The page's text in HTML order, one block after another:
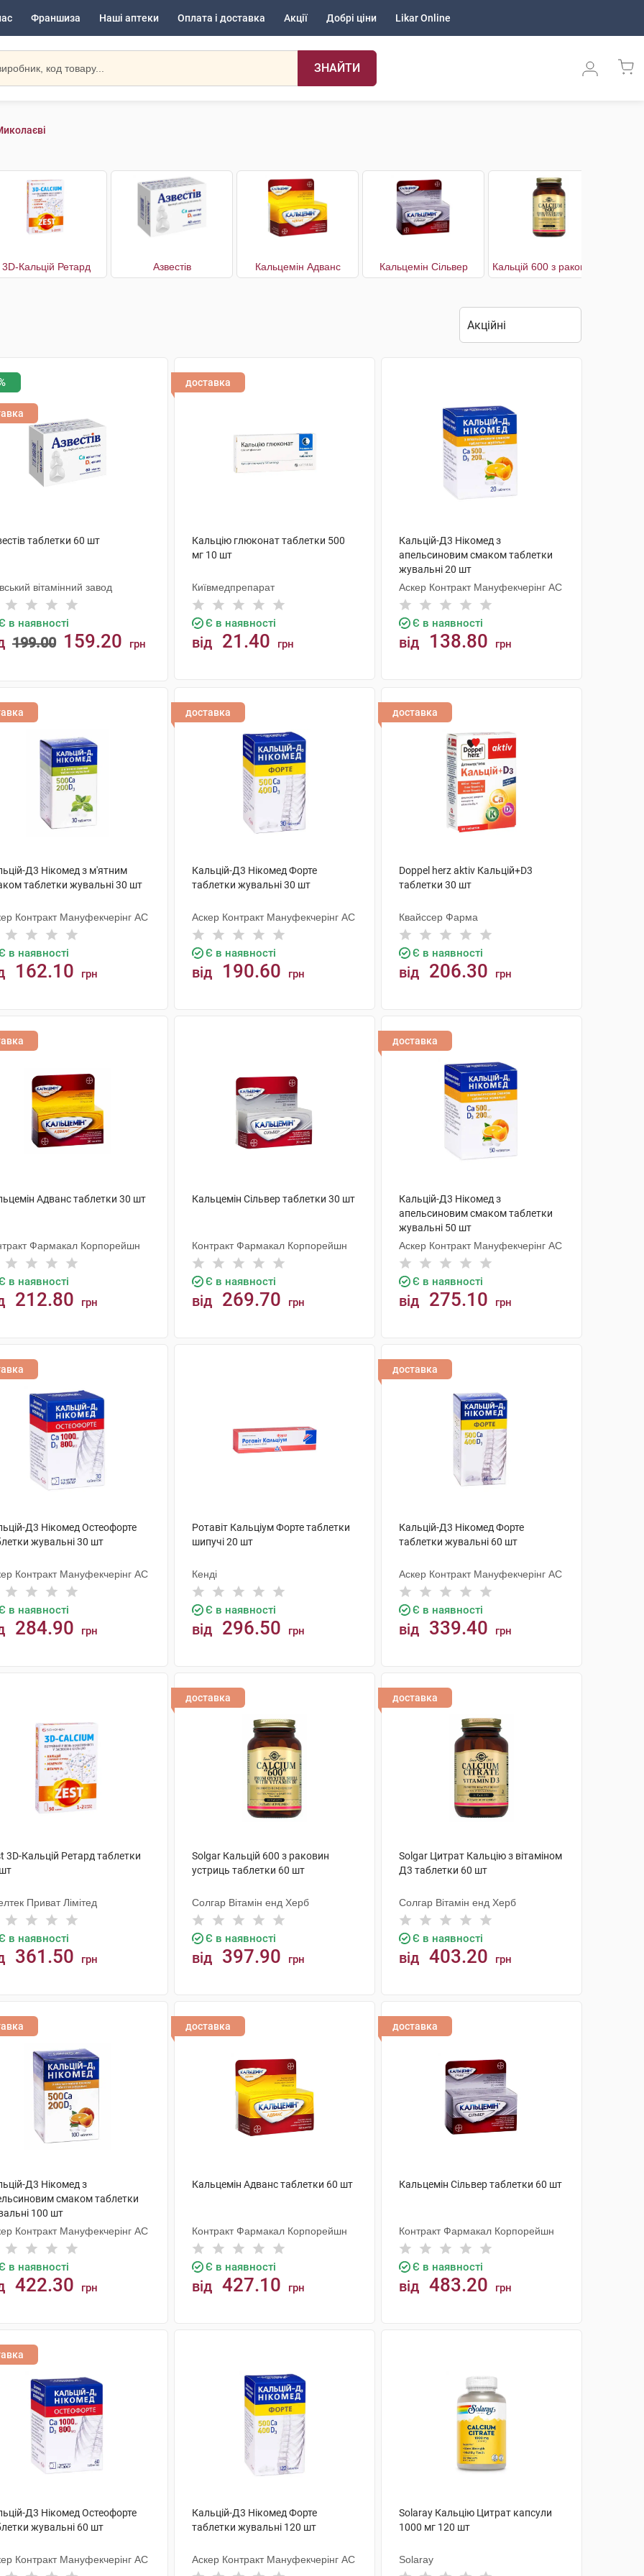
Франшиза Наші аптеки Оплата і доставка Акції Добрі ціни Likar Online
ЗНАЙТИ
3D-Кальцій Ретард Азвестів Кальцемін Адванс Кальцемін Сільвер
таблетки 60 шт
вітамінний завод
в наявності
199.00 159.20 грн
доставка
Кальцію глюконат таблетки 500
мг 10 шт
Київмедпрепарат
Є в наявності
від 21.40 грн
Кальцій-Д3 Нікомед з
апельсиновим смаком таблетки
жувальні 20 шт
Аскер Контракт Мануфекчерінг АС
Є в наявності
від 138.80 грн
Д3 Нікомед з м'ятним
таблетки жувальні 30 шт
Контракт Мануфекчерінг АС
в наявності
162.10 грн
доставка
Кальцій-Д3 Нікомед Форте
таблетки жувальні 30 шт
Аскер Контракт Мануфекчерінг АС
Є в наявності
від 190.60 грн
доставка
Doppel herz aktiv Кальцій+D3
таблетки 30 шт
Квайссер Фарма
Є в наявності
від 206.30 грн
Адванс таблетки 30 шт
Фармакал Корпорейшн
в наявності
212.80 грн
Кальцемін Сільвер таблетки 30 шт
Контракт Фармакал Корпорейшн
Є в наявності
від 269.70 грн
доставка
Кальцій-Д3 Нікомед з
апельсиновим смаком таблетки
жувальні 50 шт
Аскер Контракт Мануфекчерінг АС
Є в наявності
від 275.10 грн
Д3 Нікомед Остеофорте
жувальні 30 шт
Контракт Мануфекчерінг АС
в наявності
284.90 грн
Ротавіт Кальціум Форте таблетки
шипучі 20 шт
Кенді
Є в наявності
від 296.50 грн
доставка
Кальцій-Д3 Нікомед Форте
таблетки жувальні 60 шт
Аскер Контракт Мануфекчерінг АС
Є в наявності
від 339.40 грн
3D-Кальцій Ретард таблетки
Приват Лімітед
в наявності
361.50 грн
доставка
Solgar Кальцій 600 з раковин
устриць таблетки 60 шт
Солгар Вітамін енд Херб
Є в наявності
від 397.90 грн
доставка
Solgar Цитрат Кальцію з вітаміном
Д3 таблетки 60 шт
Солгар Вітамін енд Херб
Є в наявності
від 403.20 грн
Д3 Нікомед з
смаком таблетки
100 шт
Контракт Мануфекчерінг АС
в наявності
422.30 грн
доставка
Кальцемін Адванс таблетки 60 шт
Контракт Фармакал Корпорейшн
Є в наявності
від 427.10 грн
доставка
Кальцемін Сільвер таблетки 60 шт
Контракт Фармакал Корпорейшн
Є в наявності
від 483.20 грн
Д3 Нікомед Остеофорте
жувальні 60 шт
Контракт Мануфекчерінг АС
Кальцій-Д3 Нікомед Форте
таблетки жувальні 120 шт
Аскер Контракт Мануфекчерінг АС
Solaray Кальцію Цитрат капсули
1000 мг 120 шт
Solaray